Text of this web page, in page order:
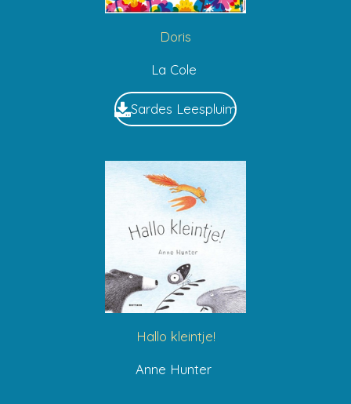
Doris
La Cole
Sardes Leespluim
Hallo kleintje!
Anne Hunter